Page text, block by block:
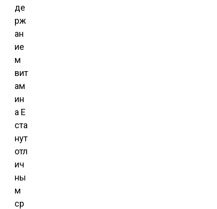
де
рж
ан
ие
м
вит
ам
ин
а Е
ста
нут
отл
ич
ны
м
ср